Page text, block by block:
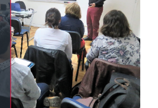
Psicología clínica
Psicología educativa
Psicología laboral
Psicología jurídica forense
Psicología social
Psicoterapia